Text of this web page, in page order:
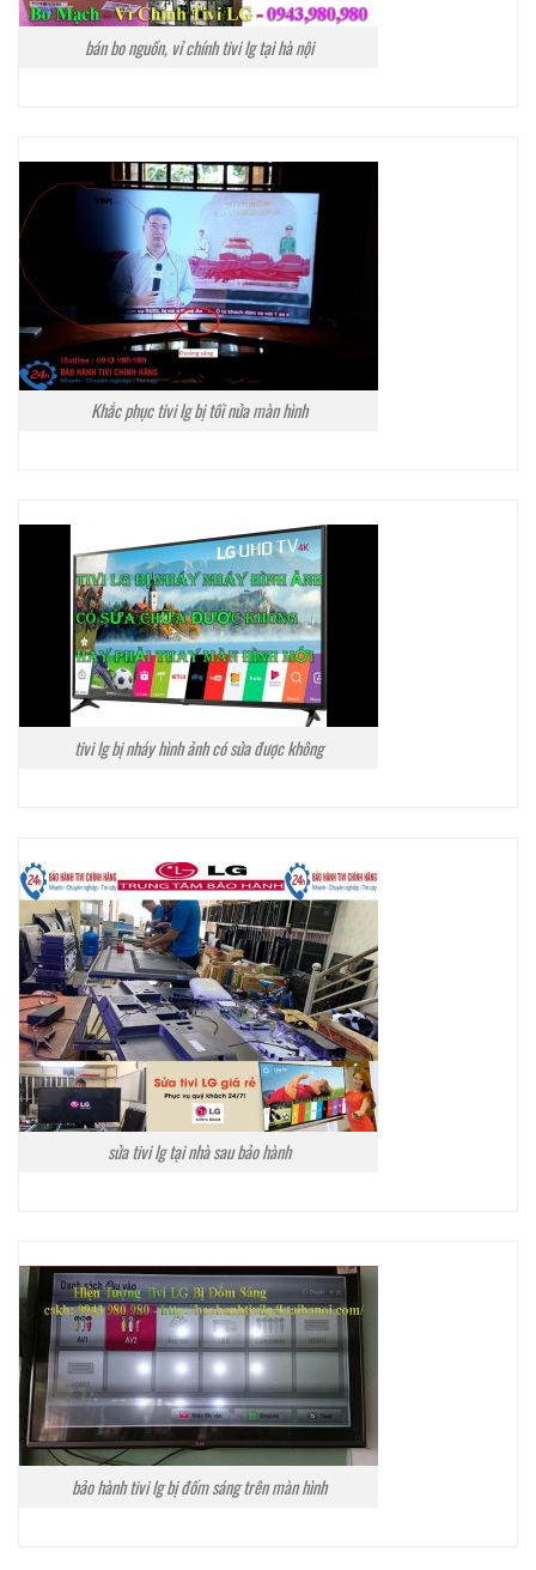
bán bo nguồn, vỉ chính tivi lg tại hà nội
Khắc phục tivi lg bị tối nửa màn hình
tivi lg bị nháy hình ảnh có sửa được không
sửa tivi lg tại nhà sau bảo hành
bảo hành tivi lg bị đốm sáng trên màn hình